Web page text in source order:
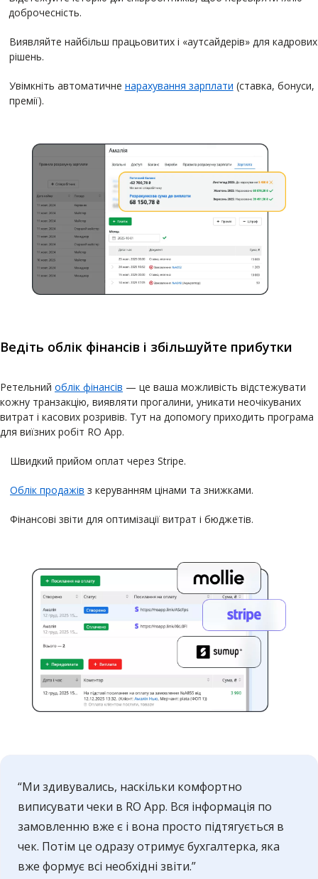
доброчесність.
Виявляйте найбільш працьовитих і «аутсайдерів» для кадрових
рішень.
Увімкніть автоматичне нарахування зарплати (ставка, бонуси,
премії).
Ведіть облік фінансів і збільшуйте прибутки
Ретельний облік фінансів — це ваша можливість відстежувати
кожну транзакцію, виявляти прогалини, уникати неочікуваних
витрат і касових розривів. Тут на допомогу приходить програма
для виїзних робіт RO App.
Швидкий прийом оплат через Stripe.
Облік продажів з керуванням цінами та знижками.
Фінансові звіти для оптимізації витрат і бюджетів.
“Ми здивувались, наскільки комфортно
виписувати чеки в RO App. Вся інформація по
замовленню вже є і вона просто підтягується в
чек. Потім це одразу отримує бухгалтерка, яка
вже формує всі необхідні звіти.”